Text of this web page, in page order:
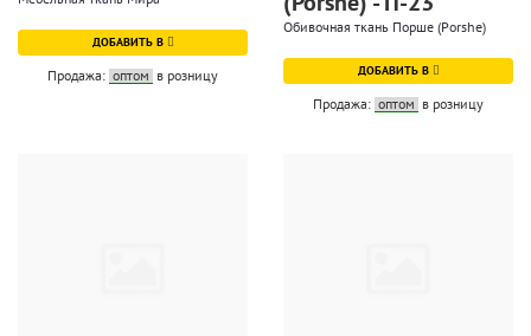
ДОБАВИТЬ В
Продажа: оптом в розницу
Обивочная ткань Порше (Porshe)
ДОБАВИТЬ В
Продажа: оптом в розницу